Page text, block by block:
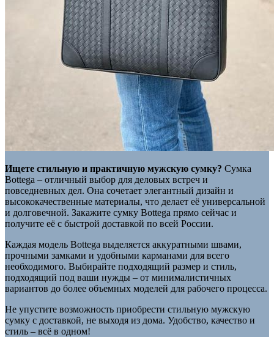
Ищете стильную и практичную мужскую сумку? Сумка
Bottega – отличный выбор для деловых встреч и
повседневных дел. Она сочетает элегантный дизайн и
высококачественные материалы, что делает её универсальной
и долговечной. Закажите сумку Bottega прямо сейчас и
получите её с быстрой доставкой по всей России.
Каждая модель Bottega выделяется аккуратными швами,
прочными замками и удобными карманами для всего
необходимого. Выбирайте подходящий размер и стиль,
подходящий под ваши нужды – от минималистичных
вариантов до более объемных моделей для рабочего процесса.
Не упустите возможность приобрести стильную мужскую
сумку с доставкой, не выходя из дома. Удобство, качество и
стиль – всё в одном!